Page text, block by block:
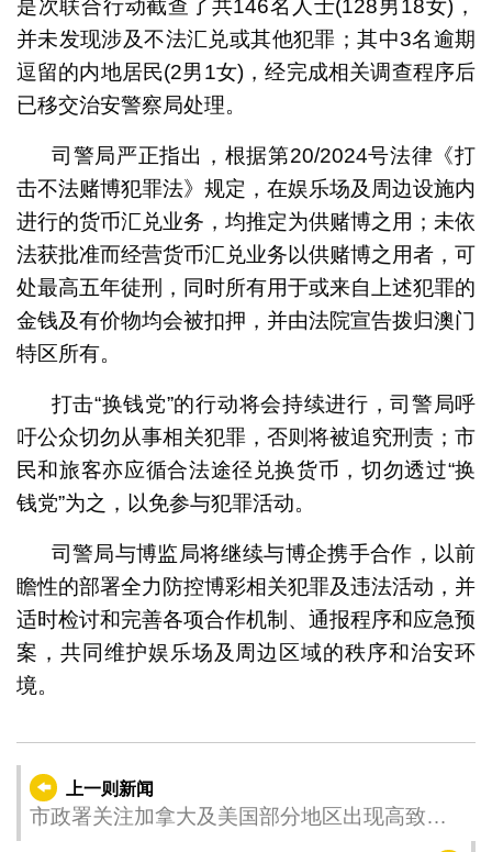
是次联合行动截查了共146名人士(128男18女)，
并未发现涉及不法汇兑或其他犯罪；其中3名逾期
逗留的内地居民(2男1女)，经完成相关调查程序后
已移交治安警察局处理。
司警局严正指出，根据第20/2024号法律《打
击不法赌博犯罪法》规定，在娱乐场及周边设施内
进行的货币汇兑业务，均推定为供赌博之用；未依
法获批准而经营货币汇兑业务以供赌博之用者，可
处最高五年徒刑，同时所有用于或来自上述犯罪的
金钱及有价物均会被扣押，并由法院宣告拨归澳门
特区所有。
打击“换钱党”的行动将会持续进行，司警局呼
吁公众切勿从事相关犯罪，否则将被追究刑责；市
民和旅客亦应循合法途径兑换货币，切勿透过“换
钱党”为之，以免参与犯罪活动。
司警局与博监局将继续与博企携手合作，以前
瞻性的部署全力防控博彩相关犯罪及违法活动，并
适时检讨和完善各项合作机制、通报程序和应急预
案，共同维护娱乐场及周边区域的秩序和治安环
境。
上一则新闻
市政署关注加拿大及美国部分地区出现高致病